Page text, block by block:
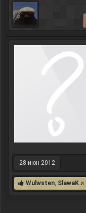
28 июн 2012
Wulwsten, SlawaK и